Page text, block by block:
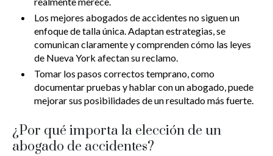
Los mejores abogados de accidentes no siguen un
enfoque de talla única. Adaptan estrategias, se
comunican claramente y comprenden cómo las leyes
de Nueva York afectan su reclamo.
Tomar los pasos correctos temprano, como
documentar pruebas y hablar con un abogado, puede
mejorar sus posibilidades de un resultado más fuerte.
¿Por qué importa la elección de un
abogado de accidentes?